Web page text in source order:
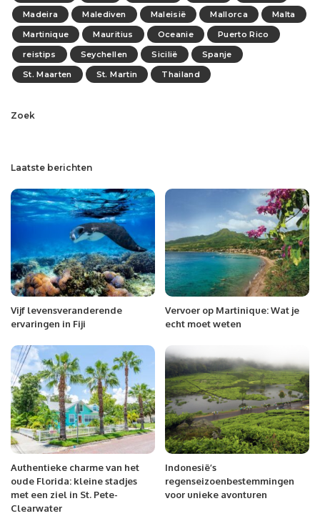
Madeira
Malediven Maleisië Mallorca
Malta
Martinique
Mauritius Oceanie
Puerto Rico
reistips
Seychellen Sicilië
Spanje
St. Maarten
St. Martin Thailand
Zoek
Laatste berichten
Vijf levensveranderende
ervaringen in Fiji
Vervoer op Martinique: Wat je
echt moet weten
Authentieke charme van het
oude Florida: kleine stadjes
met een ziel in St. Pete-
Clearwater
Indonesië’s
regenseizoenbestemmingen
voor unieke avonturen